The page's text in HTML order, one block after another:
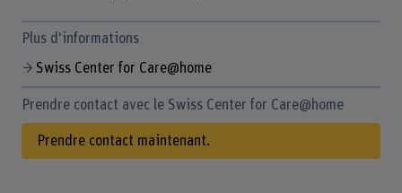
Plus d'informations
Swiss Center for Care@home
Prendre contact avec le Swiss Center for Care@home
Prendre contact maintenant.